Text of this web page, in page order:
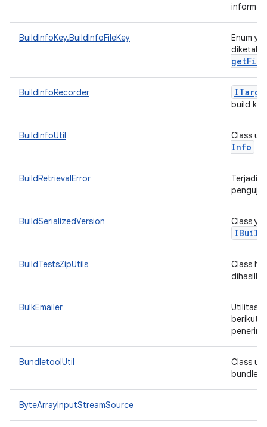
BuildInfoKey.BuildInfoFileKey
Enum
BuildInfoRecorder
build ke
BuildInfoUtil Class
Info
BuildRetrievalError
Terjadi
BuildSerializedVersion Class
IBuild
BuildTestsZipUtils
Class
BulkEmailer
Utilitas
berikut:
BundletoolUtil
Class
ByteArrayInputStreamSource